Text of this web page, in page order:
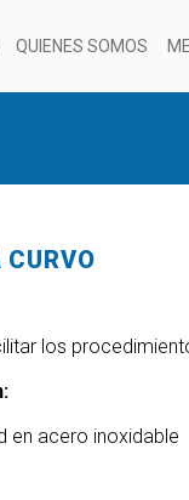
QUIENES SOMOS
los
en acero inoxidable